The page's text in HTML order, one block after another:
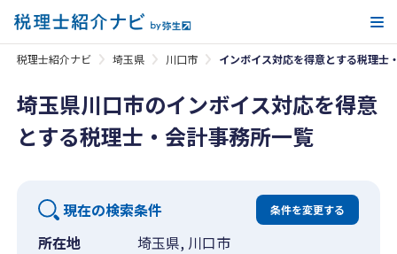
税理士紹介ナビ 埼玉県 川口市 インボイス対応を得意とする税理士
埼玉県川口市のインボイス対応を得意
とする税理士・会計事務所一覧
現在の検索条件 条件を変更する
所在地
埼玉県, 川口市